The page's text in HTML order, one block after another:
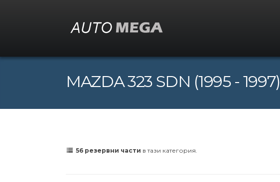
MAZDA 323 SDN (1995 - 1997)
56 резервни части в тази категория.